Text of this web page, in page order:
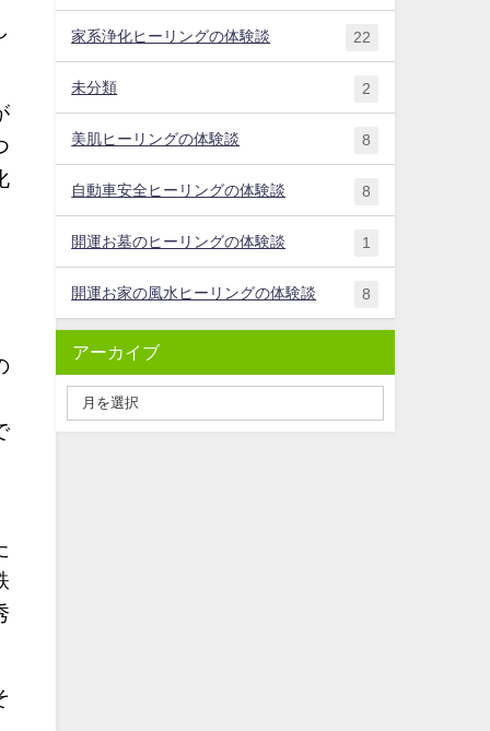
家系浄化ヒーリングの体験談 22
未分類 2
美肌ヒーリングの体験談 8
自動車安全ヒーリングの体験談 8
開運お墓のヒーリングの体験談 1
開運お家の風水ヒーリングの体験談 8
アーカイブ